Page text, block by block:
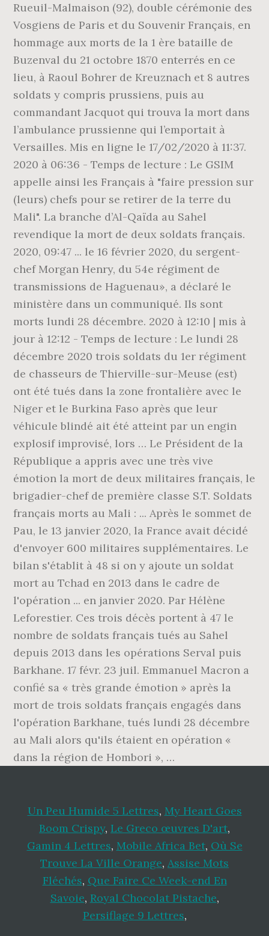
Rueuil-Malmaison (92), double cérémonie des
Vosgiens de Paris et du Souvenir Français, en
hommage aux morts de la 1 ère bataille de
Buzenval du 21 octobre 1870 enterrés en ce
lieu, à Raoul Bohrer de Kreuznach et 8 autres
soldats y compris prussiens, puis au
commandant Jacquot qui trouva la mort dans
l’ambulance prussienne qui l’emportait à
Versailles. Mis en ligne le 17/02/2020 à 11:37.
2020 à 06:36 - Temps de lecture : Le GSIM
appelle ainsi les Français à "faire pression sur
(leurs) chefs pour se retirer de la terre du
Mali". La branche d’Al-Qaïda au Sahel
revendique la mort de deux soldats français.
2020, 09:47 ... le 16 février 2020, du sergent-
chef Morgan Henry, du 54e régiment de
transmissions de Haguenau», a déclaré le
ministère dans un communiqué. Ils sont
morts lundi 28 décembre. 2020 à 12:10 | mis à
jour à 12:12 - Temps de lecture : Le lundi 28
décembre 2020 trois soldats du 1er régiment
de chasseurs de Thierville-sur-Meuse (est)
ont été tués dans la zone frontalière avec le
Niger et le Burkina Faso après que leur
véhicule blindé ait été atteint par un engin
explosif improvisé, lors … Le Président de la
République a appris avec une très vive
émotion la mort de deux militaires français, le
brigadier-chef de première classe S.T. Soldats
français morts au Mali : ... Après le sommet de
Pau, le 13 janvier 2020, la France avait décidé
d'envoyer 600 militaires supplémentaires. Le
bilan s'établit à 48 si on y ajoute un soldat
mort au Tchad en 2013 dans le cadre de
l'opération ... en janvier 2020. Par Hélène
Leforestier. Ces trois décès portent à 47 le
nombre de soldats français tués au Sahel
depuis 2013 dans les opérations Serval puis
Barkhane. 17 févr. 23 juil. Emmanuel Macron a
confié sa « très grande émotion » après la
mort de trois soldats français engagés dans
l'opération Barkhane, tués lundi 28 décembre
au Mali alors qu'ils étaient en opération «
dans la région de Hombori », …
Un Peu Humide 5 Lettres, My Heart Goes
Boom Crispy, Le Greco œuvres D'art,
Gamin 4 Lettres, Mobile Africa Bet, Où Se
Trouve La Ville Orange, Assise Mots
Fléchés, Que Faire Ce Week-end En
Savoie, Royal Chocolat Pistache,
Persiflage 9 Lettres,